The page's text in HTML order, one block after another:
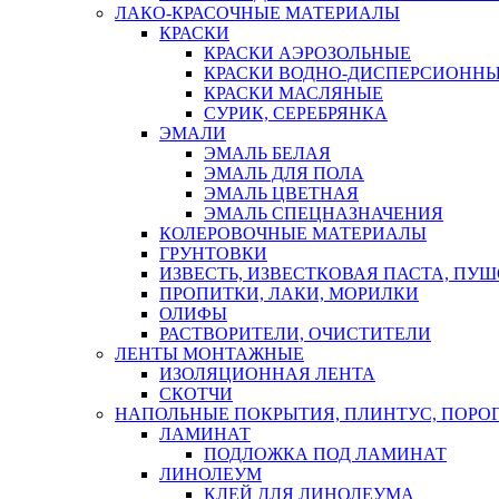
ЛАКО-КРАСОЧНЫЕ МАТЕРИАЛЫ
КРАСКИ
КРАСКИ АЭРОЗОЛЬНЫЕ
КРАСКИ ВОДНО-
КРАСКИ МАСЛЯНЫЕ
СУРИК, СЕРЕБРЯНКА
ЭМАЛИ
ЭМАЛЬ БЕЛАЯ
ЭМАЛЬ ДЛЯ ПОЛА
ЭМАЛЬ ЦВЕТНАЯ
ЭМАЛЬ СПЕЦНАЗНАЧЕНИЯ
КОЛЕРОВОЧНЫЕ МАТЕРИАЛЫ
ГРУНТОВКИ
ИЗВЕСТЬ, ИЗВЕСТКОВАЯ ПАСТА,
ПРОПИТКИ, ЛАКИ, МОРИЛКИ
ОЛИФЫ
РАСТВОРИТЕЛИ, ОЧИСТИТЕЛИ
ЛЕНТЫ МОНТАЖНЫЕ
ИЗОЛЯЦИОННАЯ ЛЕНТА
СКОТЧИ
НАПОЛЬНЫЕ ПОКРЫТИЯ, ПЛИНТУС,
ЛАМИНАТ
ПОДЛОЖКА ПОД ЛАМИНАТ
ЛИНОЛЕУМ
КЛЕЙ ДЛЯ ЛИНОЛЕУМА